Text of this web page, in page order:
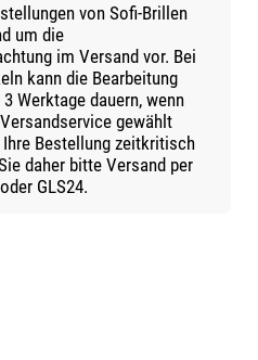
von Sofi-Brillen
um die
im Versand vor. Bei
kann die Bearbeitung
Werktage dauern, wenn
gewählt
Bestellung zeitkritisch
daher bitte Versand per
GLS24.